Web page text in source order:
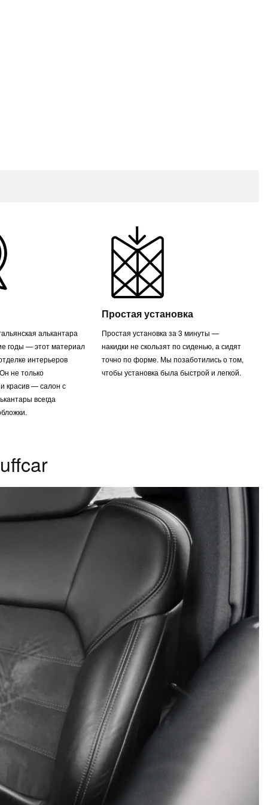
алькантара
годы — этот материал
интерьеров
не только
красив — салон с
всегда
Простая установка
Простая установка за 3 минуты —
накидки не скользят по сиденью, а сидят
точно по форме. Мы позаботились о том,
чтобы установка была быстрой и легкой.